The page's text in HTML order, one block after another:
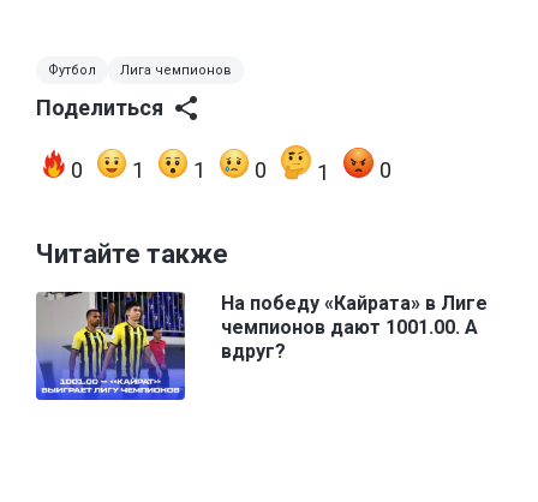
Футбол Лига чемпионов
Поделиться
0 1 1 0 1 0
Читайте также
На победу «Кайрата» в Лиге
чемпионов дают 1001.00. А
вдруг?